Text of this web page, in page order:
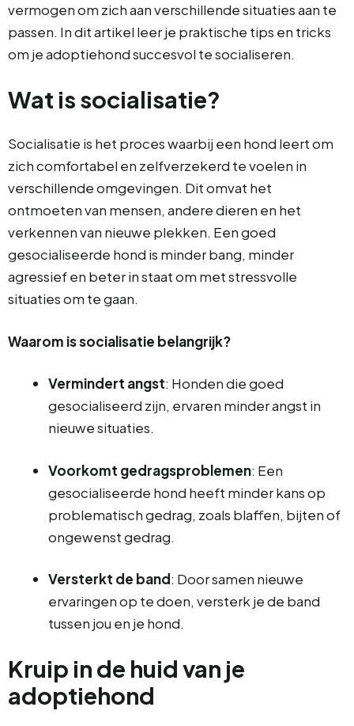
vermogen om zich aan verschillende situaties aan te
passen. In dit artikel leer je praktische tips en tricks
om je adoptiehond succesvol te socialiseren.
Wat is socialisatie?
Socialisatie is het proces waarbij een hond leert om
zich comfortabel en zelfverzekerd te voelen in
verschillende omgevingen. Dit omvat het
ontmoeten van mensen, andere dieren en het
verkennen van nieuwe plekken. Een goed
gesocialiseerde hond is minder bang, minder
agressief en beter in staat om met stressvolle
situaties om te gaan.
Waarom is socialisatie belangrijk?
Vermindert angst: Honden die goed
gesocialiseerd zijn, ervaren minder angst in
nieuwe situaties.
Voorkomt gedragsproblemen: Een
gesocialiseerde hond heeft minder kans op
problematisch gedrag, zoals blaffen, bijten of
ongewenst gedrag.
Versterkt de band: Door samen nieuwe
ervaringen op te doen, versterk je de band
tussen jou en je hond.
Kruip in de huid van je
adoptiehond